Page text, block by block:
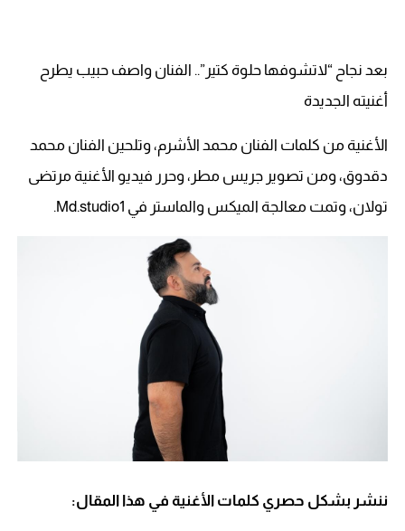
بعد نجاح “لاتشوفها حلوة كتير”.. الفنان واصف حبيب يطرح
أغنيته الجديدة
الأغنية من كلمات الفنان محمد الأشرم، وتلحين الفنان محمد
دقدوق، ومن تصوير جريس مطر، وحرر فيديو الأغنية مرتضى
تولان، وتمت معالجة الميكس والماستر في Md.studio1.
ننشر بشكل حصري كلمات الأغنية في هذا المقال: